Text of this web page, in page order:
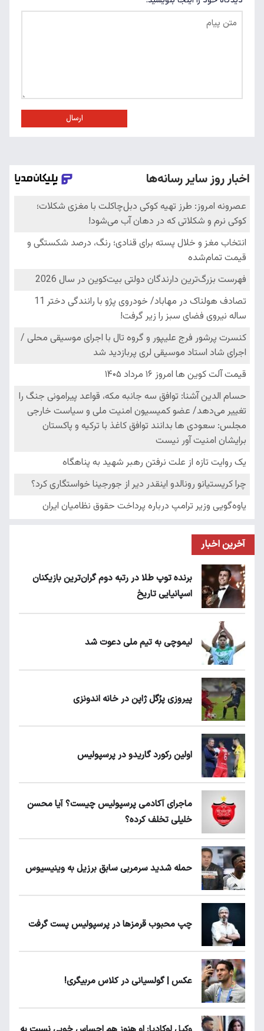
ارسال
آخرین اخبار
برنده توپ طلا در رتبه دوم گران‌ترین بازیکنان
اسپانیایی تاریخ
لیموچی به تیم ملی دعوت شد
پیروزی پرُگل ژاپن در خانه اندونزی
اولین رکورد گاریدو در پرسپولیس
ماجرای آکادمی پرسپولیس چیست؟ آیا محسن
خلیلی تخلف کرده؟
حمله شدید سرمربی سابق برزیل به وینیسیوس
چپ محبوب قرمزها در پرسپولیس پست گرفت
عکس | گولسیانی در کلاس مربیگری!